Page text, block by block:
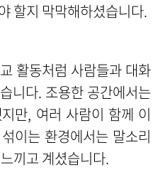
할지 막막해하셨습니다.
활동처럼 사람들과 대화
니다. 조용한 공간에서는
만, 여러 사람이 함께 이
이는 환경에서는 말소리
끼고 계셨습니다.